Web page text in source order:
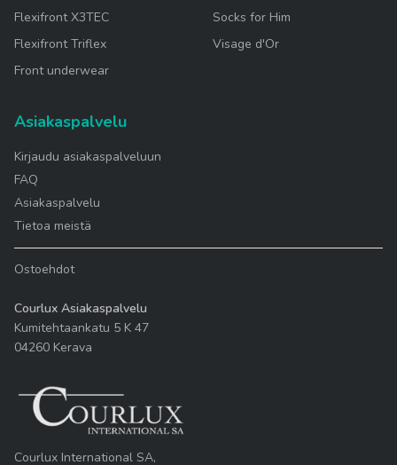
Flexifront X3TEC
Flexifront Triflex
Front underwear
Socks for Him
Visage d'Or
Asiakaspalvelu
Kirjaudu asiakaspalveluun
FAQ
Asiakaspalvelu
Tietoa meistä
Ostoehdot
Courlux Asiakaspalvelu
Kumitehtaankatu 5 K 47
04260 Kerava
Courlux International SA,